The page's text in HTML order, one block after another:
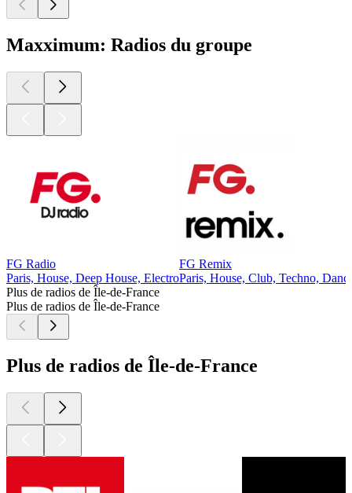
Maxximum: Radios du groupe
FG Radio
Paris, House, Deep House, Electro
FG Remix
Paris, House, Club, Techno,
Plus de radios de Île-de-France
Plus de radios de Île-de-France
Plus de radios de Île-de-France